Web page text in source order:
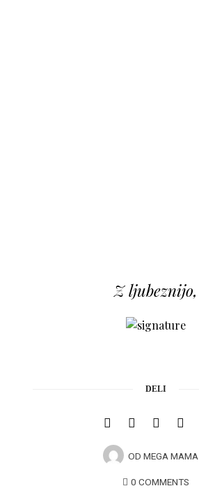
Z ljubeznijo,
DELI
OD MEGA MAMA
0 COMMENTS